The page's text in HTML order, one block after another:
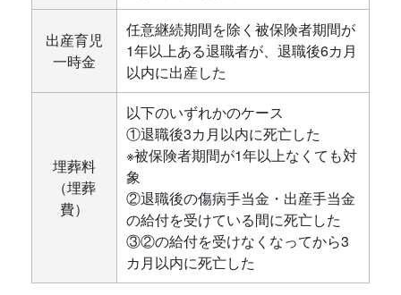
出産育児
一時金
任意継続期間を除く被保険者期間が
1年以上ある退職者が、退職後6カ月
以内に出産した
埋葬料
（埋葬
費）
以下のいずれかのケース
①退職後3カ月以内に死亡した
※被保険者期間が1年以上なくても対
象
②退職後の傷病手当金・出産手当金
の給付を受けている間に死亡した
③②の給付を受けなくなってから3
カ月以内に死亡した